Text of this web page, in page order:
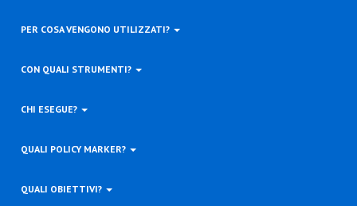
PER COSA VENGONO UTILIZZATI?
CON QUALI STRUMENTI?
CHI ESEGUE?
QUALI POLICY MARKER?
QUALI OBIETTIVI?